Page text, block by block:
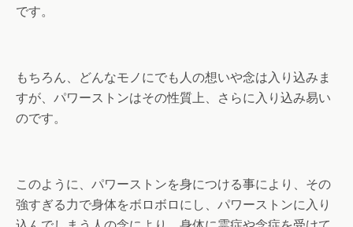
です。
もちろん、どんなモノにでも人の想いや念は入り込みま
すが、パワーストンはその性質上、さらに入り込み易い
のです。
このように、パワーストンを身につける事により、その
強すぎる力で身体をボロボロにし、パワーストンに入り